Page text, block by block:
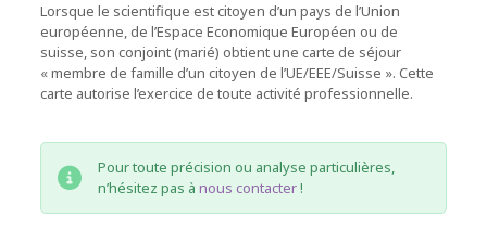
Lorsque le scientifique est citoyen d’un pays de l’Union
européenne, de l’Espace Economique Européen ou de
suisse, son conjoint (marié) obtient une carte de séjour
« membre de famille d’un citoyen de l’UE/EEE/Suisse ». Cette
carte autorise l’exercice de toute activité professionnelle.
Pour toute précision ou analyse particulières,
n’hésitez pas à nous contacter!